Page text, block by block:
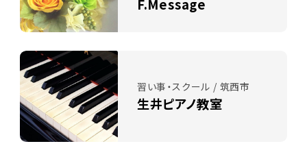
F.Message
習い事・スクール / 筑西市
生井ピアノ教室